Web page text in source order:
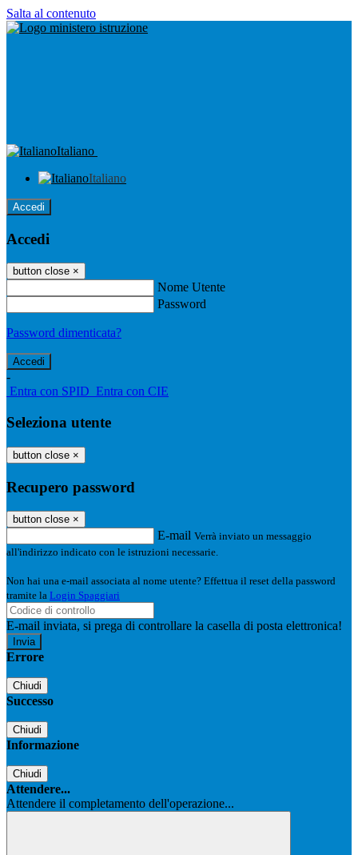
Salta al contenuto
Italiano
Italiano
Accedi
Accedi
button close ×
Nome Utente
Password
Password dimenticata?
-
Entra con SPID Entra con CIE
Seleziona utente
button close ×
Recupero password
button close ×
E-mail Verrà inviato un messaggio
all'indirizzo indicato con le istruzioni necessarie.
Non hai una e-mail associata al nome utente? Effettua il reset della password
tramite la Login Spaggiari
E-mail inviata, si prega di controllare la casella di posta elettronica!
Errore
Chiudi
Successo
Chiudi
Informazione
Chiudi
Attendere...
Attendere il completamento dell'operazione...